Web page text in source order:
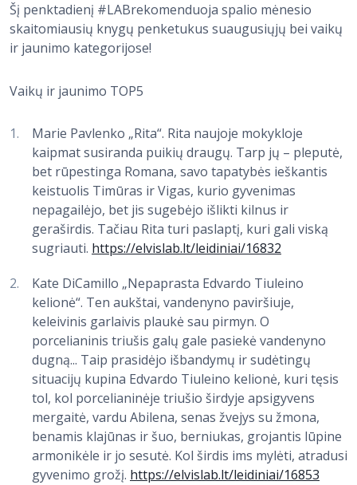
Šį penktadienį #LABrekomenduoja spalio mėnesio
skaitomiausių knygų penketukus suaugusiųjų bei vaikų
ir jaunimo kategorijose!
Vaikų ir jaunimo TOP5
Marie Pavlenko „Rita“. Rita naujoje mokykloje
kaipmat susiranda puikių draugų. Tarp jų – pleputė,
bet rūpestinga Romana, savo tapatybės ieškantis
keistuolis Timūras ir Vigas, kurio gyvenimas
nepagailėjo, bet jis sugebėjo išlikti kilnus ir
geraširdis. Tačiau Rita turi paslaptį, kuri gali viską
sugriauti. https://elvislab.lt/leidiniai/16832
Kate DiCamillo „Nepaprasta Edvardo Tiuleino
kelionė“. Ten aukštai, vandenyno paviršiuje,
keleivinis garlaivis plaukė sau pirmyn. O
porcelianinis triušis galų gale pasiekė vandenyno
dugną... Taip prasidėjo išbandymų ir sudėtingų
situacijų kupina Edvardo Tiuleino kelionė, kuri tęsis
tol, kol porcelianinėje triušio širdyje apsigyvens
mergaitė, vardu Abilena, senas žvejys su žmona,
benamis klajūnas ir šuo, berniukas, grojantis lūpine
armonikėle ir jo sesutė. Kol širdis ims mylėti, atradusi
gyvenimo grožį. https://elvislab.lt/leidiniai/16853